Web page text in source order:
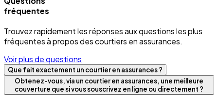
fréquentes
Trouvez rapidement les réponses aux questions les plus
fréquentes à propos des courtiers en assurances.
Voir plus de questions
Que fait exactement un courtier en assurances ?
Obtenez-vous, via un courtier en assurances, une meilleure
couverture que si vous souscrivez en ligne ou directement ?